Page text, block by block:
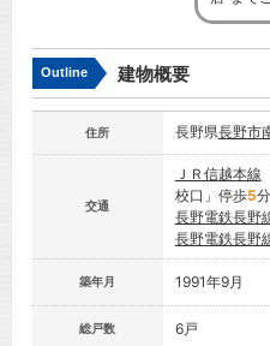
Outline 建物概要
住所 長野県長野市
交通
ＪＲ信越本線
校口」停歩5分
長野電鉄長野
長野電鉄長野
築年月 1991年9月
総戸数 6戸